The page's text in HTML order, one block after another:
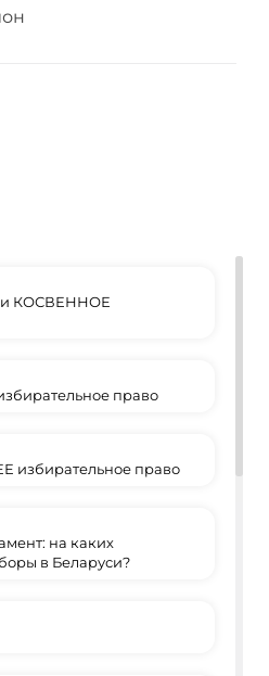
КОСВЕННОЕ
право
право
на каких
в Беларуси?